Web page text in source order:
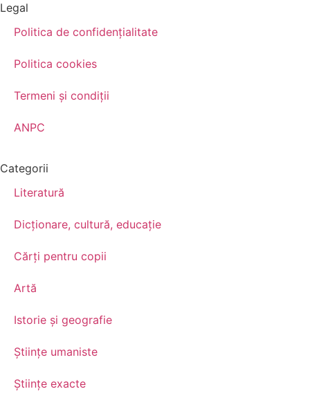
Legal
Politica de confidenţialitate
Politica cookies
Termeni şi condiţii
ANPC
Categorii
Literatură
Dicționare, cultură, educație
Cărți pentru copii
Artă
Istorie și geografie
Științe umaniste
Științe exacte